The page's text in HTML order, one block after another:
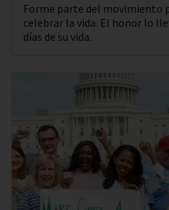
Forme parte del movimiento
celebrar la vida. El honor lo
días de su vida.